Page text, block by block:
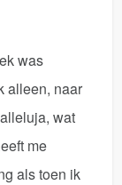
was
alleen, naar
wat
me
als toen ik